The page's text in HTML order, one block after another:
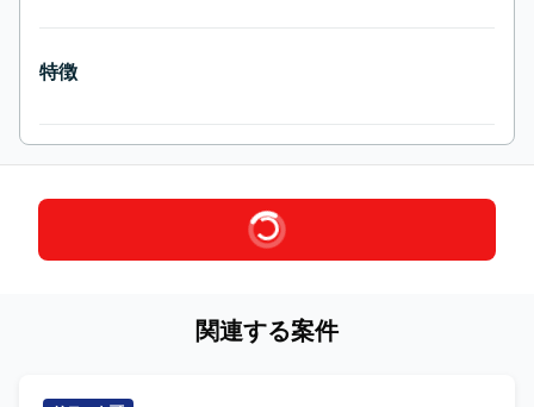
特徴
関連する案件